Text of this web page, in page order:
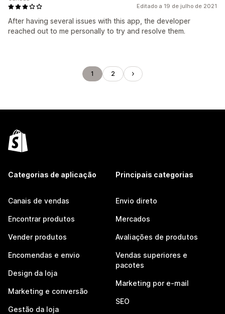
Editado a 19 de julho de 2021
After having several issues with this app, the developer
reached out to me personally to try and resolve them.
1 2
Categorias de aplicação
Canais de vendas
Encontrar produtos
Vender produtos
Encomendas e envio
Design da loja
Marketing e conversão
Gestão da loja
Principais categorias
Envio direto
Mercados
Avaliações de produtos
Vendas superiores e
pacotes
Marketing por e-mail
SEO